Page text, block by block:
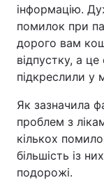
інформацію.
помилок при
дорого вам
відпустку, а
підкреслили у
Як зазначила
проблем з
кількох
більшість із
подорожі.